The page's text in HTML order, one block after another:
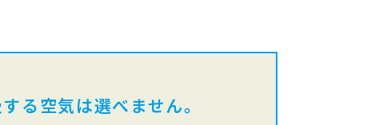
る空気は選べません。